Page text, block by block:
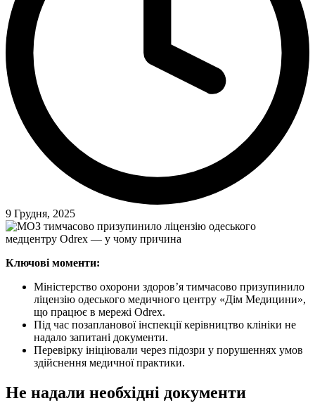
9 Грудня, 2025
Ключові моменти:
Міністерство охорони здоров’я тимчасово призупинило
ліцензію одеського медичного центру «Дім Медицини»,
що працює в мережі Odrex.
Під час позапланової інспекції керівництво клініки не
надало запитані документи.
Перевірку ініціювали через підозри у порушеннях умов
здійснення медичної практики.
Не надали необхідні документи